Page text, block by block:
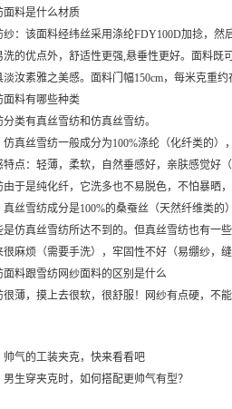
料是什么材质
该面料经纬丝采用涤纶FDY100D加捻，然
洗的优点外，舒适性更强,悬垂性更好。面料既
淡汝素雅之美感。面料门幅150cm，每米克重
料有哪些种类
有真丝雪纺和仿真丝雪纺。
丝雪纺一般成分为100%涤纶（化纤类的）
：轻薄，柔软，自然垂感好，亲肤感觉好（
由于是纯化纤，它洗多也不易脱色，不怕暴晒
雪纺成分是100%的桑蚕丝（天然纤维类的
是仿真丝雪纺所达不到的。但真丝雪纺也有一
很麻烦（需要手洗），牢固性不好（易绷纱，缝
跟雪纺网纱面料的区别是什么
，摸上去很软，很舒服！网纱有点硬，不能
帅气的工装夹克，快来看看吧
男生穿夹克时，如何搭配更帅气有型？